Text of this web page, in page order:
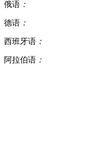
俄语 ：
德语 ：
西班牙语 ：
阿拉伯语 ：